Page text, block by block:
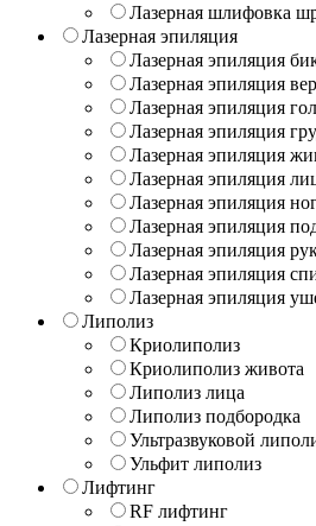
Лазерная шлифовка
Лазерная эпиляция
Лазерная эпиляция
Лазерная эпиляция
Лазерная эпиляция
Лазерная эпиляция
Лазерная эпиляция
Лазерная эпиляция
Лазерная эпиляция
Лазерная эпиляция
Лазерная эпиляция
Лазерная эпиляция
Лазерная эпиляция
Липолиз
Криолиполиз
Криолиполиз живота
Липолиз лица
Липолиз подбородка
Ультразвуковой
Ульфит липолиз
Лифтинг
RF лифтинг